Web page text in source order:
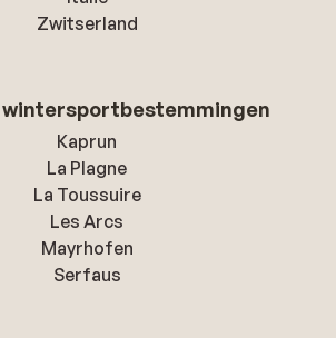
Zwitserland
wintersportbestemmingen
Kaprun
La Plagne
La Toussuire
Les Arcs
Mayrhofen
Serfaus